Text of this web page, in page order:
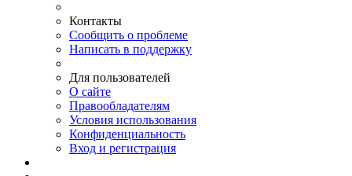
Контакты
Сообщить о проблеме
Написать в поддержку
Для пользователей
О сайте
Правообладателям
Условия использования
Конфиденциальность
Вход и регистрация